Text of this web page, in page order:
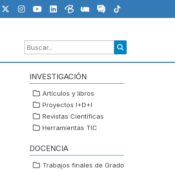
INVESTIGACIÓN
Artículos y libros
Proyectos I+D+I
Revistas Científicas
Herramientas TIC
DOCENCIA
Trabajos finales de Grado